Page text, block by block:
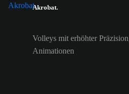
Akrobat.
Volleys mit erhöhter
Animationen